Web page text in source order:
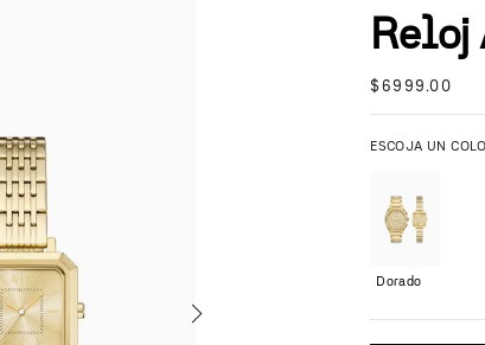
Reloj
$6999.00
ESCOJA UN
Dorado